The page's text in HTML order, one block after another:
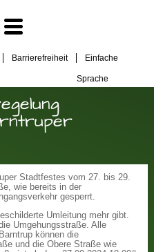
Barrierefreiheit Einfache
Sprache
Stadtfestes vom 27. bis 29.
wie bereits in der
gesperrt.
Umleitung mehr gibt.
Umgehungsstraße. Alle
können die
und die Obere Straße wie